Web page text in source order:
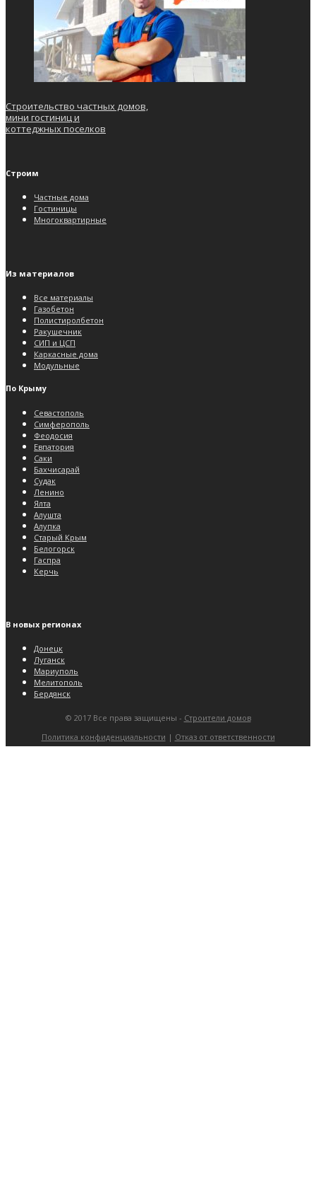
Строительство частных домов,
мини гостиниц и
коттеджных поселков
Строим
Частные дома
Гостиницы
Многоквартирные
Из материалов
Все материалы
Газобетон
Полистиролбетон
Ракушечник
СИП и ЦСП
Каркасные дома
Модульные
По Крыму
Севастополь
Симферополь
Феодосия
Евпатория
Саки
Бахчисарай
Судак
Ленино
Ялта
Алушта
Алупка
Старый Крым
Белогорск
Гаспра
Керчь
В новых регионах
Донецк
Луганск
Мариуполь
Мелитополь
Бердянск
© 2017 Все права защищены - Строители домов
Политика конфиденциальности | Отказ от ответственности